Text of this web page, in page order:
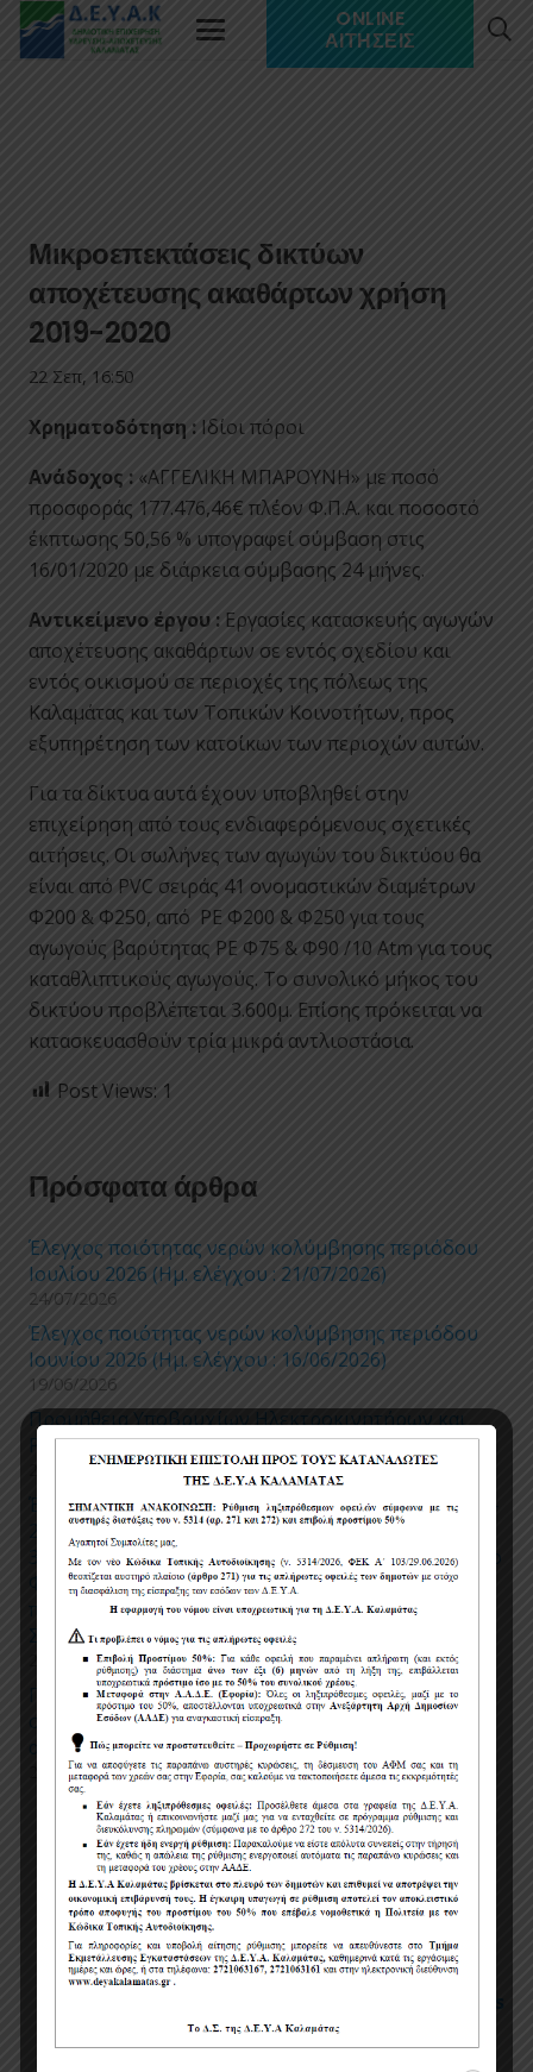
ONLINE
ΑΙΤΉΣΕΙΣ
Μικροεπεκτάσεις δικτύων
αποχέτευσης ακαθάρτων χρήση
2019-2020
22 Σεπ, 16:50
Χρηματοδότηση : Ιδίοι πόροι
Ανάδοχος : «ΑΓΓΕΛΙΚΗ ΜΠΑΡΟΥΝΗ» με ποσό
προσφοράς 177.476,46€ πλέον Φ.Π.Α. και ποσοστό
έκπτωσης 50,56 % υπογραφεί σύμβαση στις
16/01/2020 με διάρκεια σύμβασης 24 μήνες.
Αντικείμενο έργου : Εργασίες κατασκευής αγωγών
αποχέτευσης ακαθάρτων σε εντός σχεδίου και
εντός οικισμού σε περιοχές της πόλεως της
Καλαμάτας και των Τοπικών Κοινοτήτων, προς
εξυπηρέτηση των κατοίκων των περιοχών αυτών.
Για τα δίκτυα αυτά έχουν υποβληθεί στην
επιχείρηση από τους ενδιαφερόμενους σχετικές
αιτήσεις. Οι σωλήνες των αγωγών του δικτύου θα
είναι από PVC σειράς 41 ονομαστικών διαμέτρων
Φ200 & Φ250, από PE Φ200 & Φ250 για τους
αγωγούς βαρύτητας PE Φ75 & Φ90 /10 Atm για τους
καταθλιπτικούς αγωγούς. Το συνολικό μήκος του
δικτύου προβλέπεται 3.600μ. Επίσης πρόκειται να
κατασκευασθούν τρία μικρά αντλιοστάσια.
Post Views: 1
Πρόσφατα άρθρα
Έλεγχος ποιότητας νερών κολύμβησης περιόδου
Ιουλίου 2026 (Ημ. ελέγχου : 21/07/2026)
24/07/2026
Έλεγχος ποιότητας νερών κολύμβησης περιόδου
Ιουνίου 2026 (Ημ. ελέγχου : 16/06/2026)
19/06/2026
Προμήθεια Υποβρυχίων Ηλεκτροκινητήρων και
Ρυθμιστών Στροφών 2026
27/04/2026
Έργο «ΕΠΙΣΚΕΥΕΣ ΔΙΚΤΥΩΝ ΥΔΡΕΥΣΗΣ ΧΡΗΣΗ 2026-
2027», Ο προϋπολογισμός του έργου είναι
300.000,00 ευρώ, μη συμπεριλαμβανομένου Φ.Π.Α (ο
Φ.Π.Α δεν καταβάλλεται στον ανάδοχο, αρθ. 45,
παρ.4 του Κώδικα Φ.Π.Α – Ν.5144/2024). Με α/α
Συστήματος Ε.Σ.Η.ΔΗ.Σ.: 220305.
27/04/2026
Προσωρινές ρυθμίσεις κυκλοφορίας και
στάθμευσης για την εκτέλεση εργασιών
αντικατάστασης τμημάτων δικτύου ύδρευσης
24/04/2026